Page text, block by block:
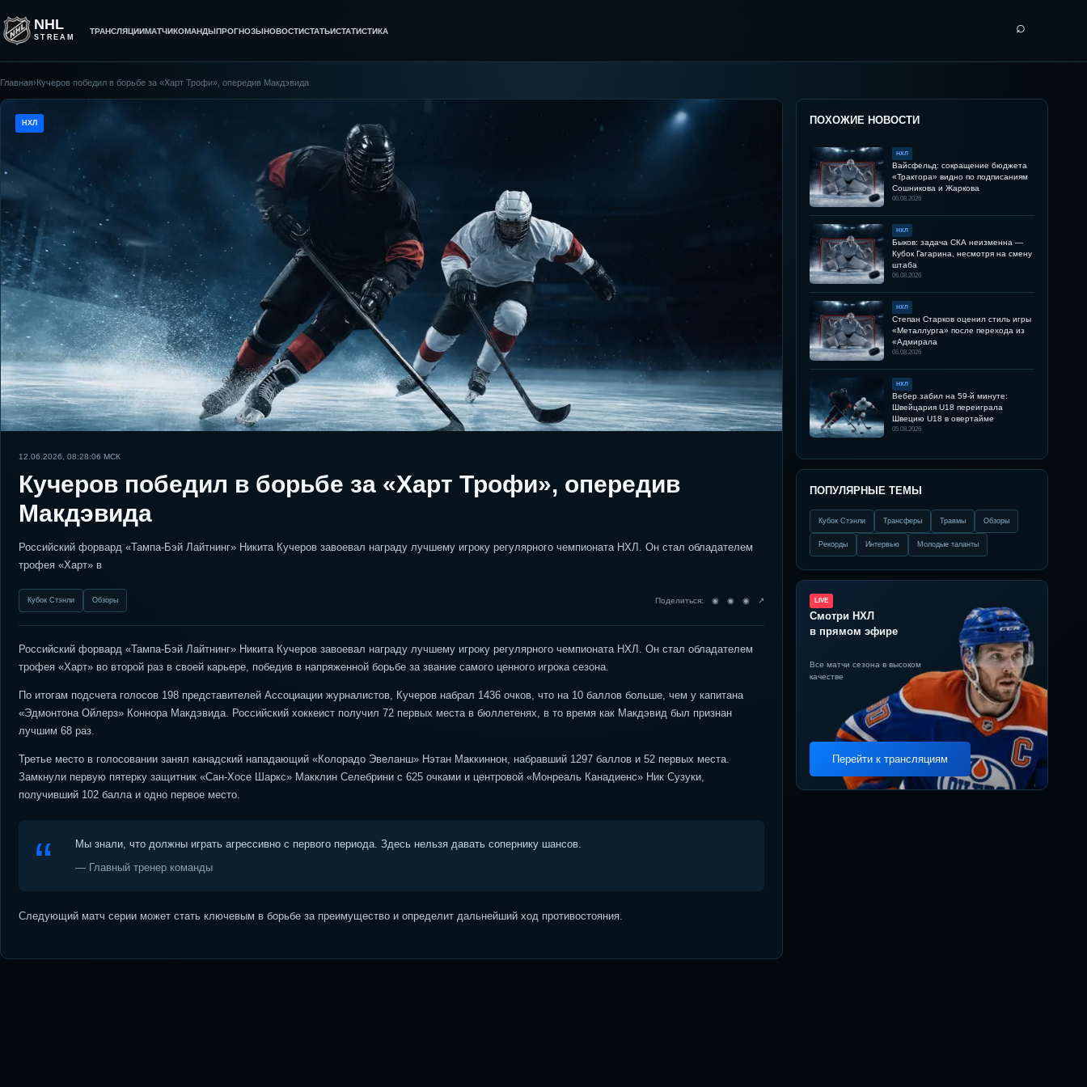
NHL
STREAM
ТРАНСЛЯЦИИМАТЧИКОМАНДЫПРОГНОЗЫНОВОСТИСТАТЬИСТАТИСТИКА ⌕
Главная›Кучеров победил в борьбе за «Харт Трофи», опередив Макдэвида
НХЛ
12.06.2026, 08:28:06 МСК
Кучеров победил в борьбе за «Харт Трофи», опередив
Макдэвида
Российский форвард «Тампа-Бэй Лайтнинг» Никита Кучеров завоевал награду лучшему игроку регулярного чемпионата НХЛ. Он стал обладателем
трофея «Харт» в
Кубок Стэнли Обзоры Поделиться: ◉ ◉ ◉ ↗
Российский форвард «Тампа-Бэй Лайтнинг» Никита Кучеров завоевал награду лучшему игроку регулярного чемпионата НХЛ. Он стал обладателем
трофея «Харт» во второй раз в своей карьере, победив в напряженной борьбе за звание самого ценного игрока сезона.
По итогам подсчета голосов 198 представителей Ассоциации журналистов, Кучеров набрал 1436 очков, что на 10 баллов больше, чем у капитана
«Эдмонтона Ойлерз» Коннора Макдэвида. Российский хоккеист получил 72 первых места в бюллетенях, в то время как Макдэвид был признан
лучшим 68 раз.
Третье место в голосовании занял канадский нападающий «Колорадо Эвеланш» Нэтан Маккиннон, набравший 1297 баллов и 52 первых места.
Замкнули первую пятерку защитник «Сан-Хосе Шаркс» Макклин Селебрини с 625 очками и центровой «Монреаль Канадиенс» Ник Сузуки,
получивший 102 балла и одно первое место.
Мы знали, что должны играть агрессивно с первого периода. Здесь нельзя давать сопернику шансов.
— Главный тренер команды
Следующий матч серии может стать ключевым в борьбе за преимущество и определит дальнейший ход противостояния.
ПОХОЖИЕ НОВОСТИ
НХЛ
Вайсфельд: сокращение бюджета
«Трактора» видно по подписаниям
Сошникова и Жаркова
06.08.2026
НХЛ
Быков: задача СКА неизменна —
Кубок Гагарина, несмотря на смену
штаба
06.08.2026
НХЛ
Степан Старков оценил стиль игры
«Металлурга» после перехода из
«Адмирала
06.08.2026
НХЛ
Вебер забил на 59-й минуте:
Швейцария U18 переиграла
Швецию U18 в овертайме
05.08.2026
ПОПУЛЯРНЫЕ ТЕМЫ
Кубок Стэнли Трансферы Травмы Обзоры
Рекорды Интервью Молодые таланты
LIVE
Смотри НХЛ
в прямом эфире
Все матчи сезона в высоком
качестве
Перейти к трансляциям